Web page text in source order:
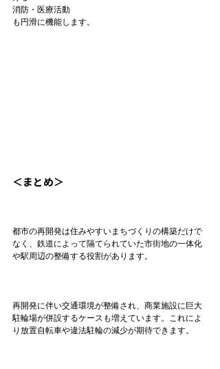
消防・医療活動
も円滑に機能します。
＜まとめ＞
都市の再開発は住みやすいまちづくりの構築だけで
なく、鉄道によって隔てられていた市街地の一体化
や駅周辺の整備する役割があります。
再開発に伴い交通環境が整備され、商業施設に巨大
駐輪場が併設するケースも増えています。これによ
り放置自転車や違法駐輪の減少が期待できます。